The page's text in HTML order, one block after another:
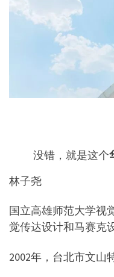
没错，就是这个
林子尧
国立高雄师范大学视
觉传达设计和马赛克
2002年，台北市文山